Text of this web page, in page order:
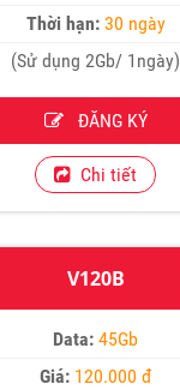
Thời hạn:30 ngày
(Sử dụng 2Gb/ 1ngày)
ĐĂNG KÝ
Chi tiết
V120B
Data: 45Gb
Giá: 120.000 đ